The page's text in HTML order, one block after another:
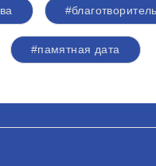
#памятная дата